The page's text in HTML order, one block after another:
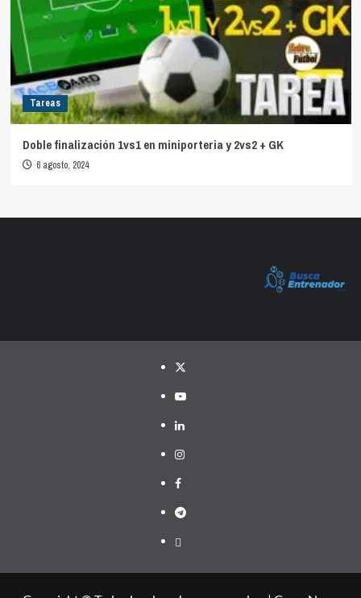
Tareas
Doble finalización 1vs1 en miniporteria y 2vs2 + GK
6 agosto, 2024
Twitter
YouTube
LinkedIn
Instagram
Facebook
Telegram
PayPal